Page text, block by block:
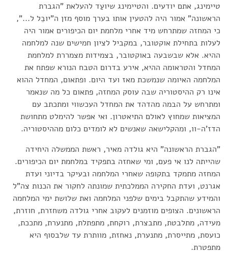
טיימינג, אתם יודעים. והטיימינג שיועַד להעלאת "הגברת
הראשונה" אמור היה להטעין אותו בערך מוסף מזן ה"יובֵל ל...",
כי המחזה שמתרחש מיד אחרי מלחמת יום הכיפורים אמור היה
לעלות בתחילת אוקטובר, במקביל לציון חמישים שנה למלחמה
ההיא. אלא שבשבעה באוקטובר, בצמידות מצמררת למלחמת
המחדל והטראומה ההיא, אירע בדרום הטבח הנורא שפתח את
המלחמה האיומה שנמשכת מאז ועד היום. ופתאום, המחדל ההוא
אינו רק ההיסטוריה שבה עוסק המחזה, פתאום כל מה שנאמר
ומתרחש על הבמה מהדהד את המחדל העכשווי ומתכתב עם
המציאות שמחוץ לאולם התיאטרון. ואי אפשר להימלט מתחושת
הדז'ה-וו, ומהקלישאה שאנשים לא לומדים כלום מההיסטוריה.
"הגברת הראשונה" היא גולדה מאיר, ראשת הממשלה היחידה
שהייתה לנו אי פעם, ומי שאחזה בתפקיד במלחמת יום הכיפורים.
המחזה מתמקד בתקופה שאחרי המלחמה ובעיקר בדיוני ועדת
אגרנט, ועדת החקירה הממלכתית שמונתה לחקור את הכנות צה"ל
והמידע שהתקבל בימים שלפני המלחמה ואת שלושת ימי המלחמה
הראשונים. הצופים מוזמנים לעקוב אחרי גולדה משחזרת, חוזרת,
מעידה, מתלבטת, מתבצרת, רוקחת, מתפתלת, מתנערת, מתככת,
כועסת, מתייסרת, מתנערת, נאחזת, מוותרת עד שלבסוף היא
מתפטרת.